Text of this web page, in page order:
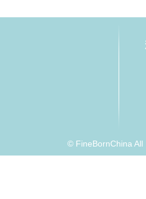
© FineBornChina